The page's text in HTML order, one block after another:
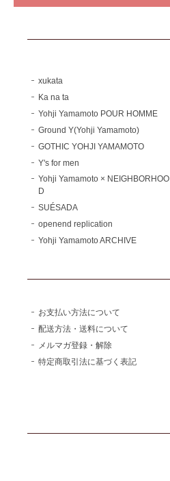
xukata
Ka na ta
Yohji Yamamoto POUR HOMME
Ground Y(Yohji Yamamoto)
GOTHIC YOHJI YAMAMOTO
Y's for men
Yohji Yamamoto × NEIGHBORHOO
D
SUÉSADA
openend replication
Yohji Yamamoto ARCHIVE
お支払い方法について
配送方法・送料について
メルマガ登録・解除
特定商取引法に基づく表記